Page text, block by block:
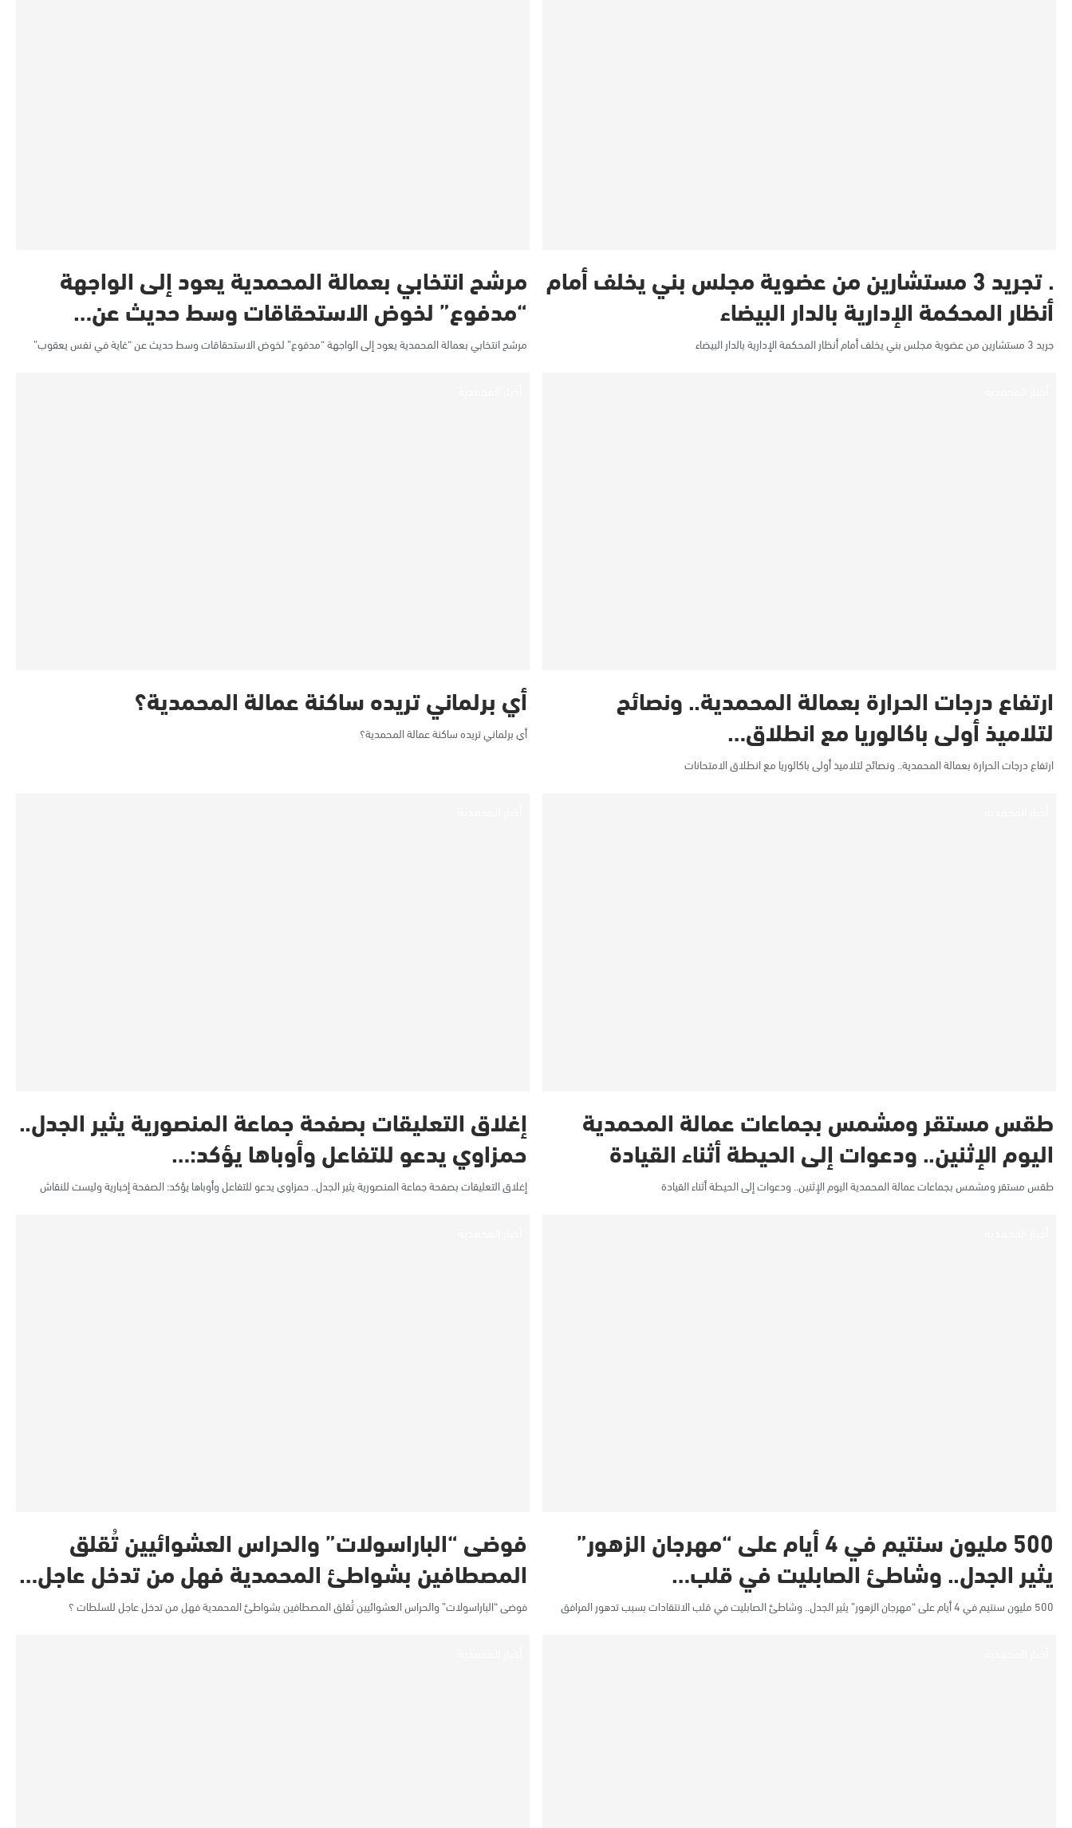
. تجريد 3 مستشارين من عضوية مجلس بني يخلف أمام
أنظار المحكمة الإدارية بالدار البيضاء
جريد 3 مستشارين من عضوية مجلس بني يخلف أمام أنظار المحكمة الإدارية بالدار البيضاء
مرشح انتخابي بعمالة المحمدية يعود إلى الواجهة
“مدفوع” لخوض الاستحقاقات وسط حديث عن…
مرشح انتخابي بعمالة المحمدية يعود إلى الواجهة “مدفوع” لخوض الاستحقاقات وسط حديث عن “غاية في نفس يعقوب”
ارتفاع درجات الحرارة بعمالة المحمدية.. ونصائح
لتلاميذ أولى باكالوريا مع انطلاق…
ارتفاع درجات الحرارة بعمالة المحمدية.. ونصائح لتلاميذ أولى باكالوريا مع انطلاق الامتحانات
أي برلماني تريده ساكنة عمالة المحمدية؟
أي برلماني تريده ساكنة عمالة المحمدية؟
طقس مستقر ومشمس بجماعات عمالة المحمدية
اليوم الإثنين.. ودعوات إلى الحيطة أثناء القيادة
طقس مستقر ومشمس بجماعات عمالة المحمدية اليوم الإثنين.. ودعوات إلى الحيطة أثناء القيادة
إغلاق التعليقات بصفحة جماعة المنصورية يثير الجدل..
حمزاوي يدعو للتفاعل وأوباها يؤكد:…
إغلاق التعليقات بصفحة جماعة المنصورية يثير الجدل.. حمزاوي يدعو للتفاعل وأوباها يؤكد: الصفحة إخبارية وليست للنقاش
500 مليون سنتيم في 4 أيام على “مهرجان الزهور”
يثير الجدل.. وشاطئ الصابليت في قلب…
500 مليون سنتيم في 4 أيام على “مهرجان الزهور” يثير الجدل.. وشاطئ الصابليت في قلب الانتقادات بسبب تدهور المرافق
فوضى “الباراسولات” والحراس العشوائيين تُقلق
المصطافين بشواطئ المحمدية فهل من تدخل عاجل…
فوضى “الباراسولات” والحراس العشوائيين تُقلق المصطافين بشواطئ المحمدية فهل من تدخل عاجل للسلطات ؟